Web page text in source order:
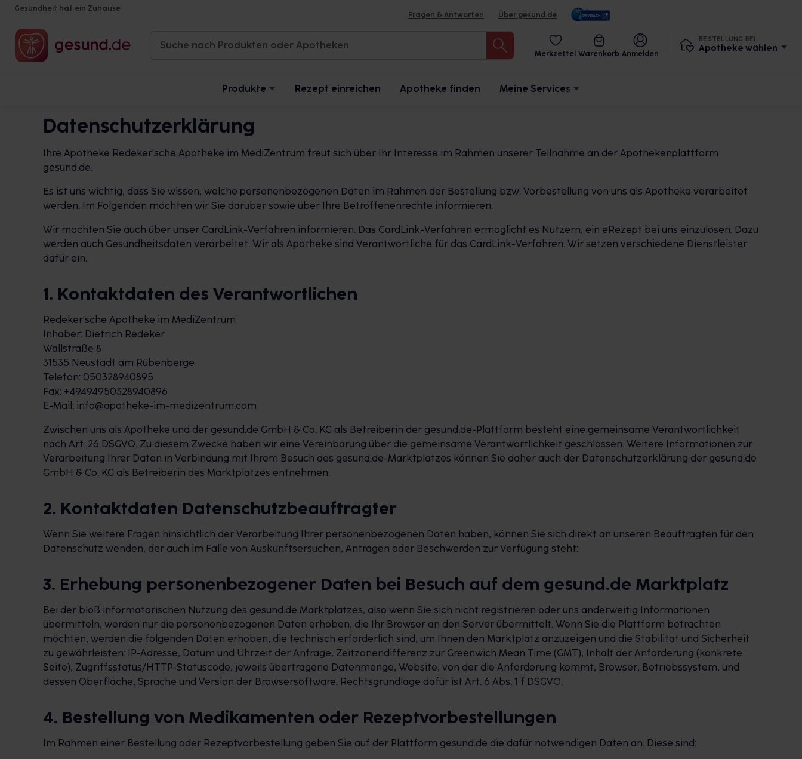
Gesundheit hat ein Zuhause
Fragen & Antworten Über gesund.de
Merkzettel Warenkorb Anmelden
BESTELLUNG BEI
Apotheke wählen
Produkte Rezept einreichen Apotheke finden Meine Services
Datenschutzerklärung
Ihre Apotheke Redeker'sche Apotheke im MediZentrum freut sich über Ihr Interesse im Rahmen unserer Teilnahme an der Apothekenplattform
gesund.de.
Es ist uns wichtig, dass Sie wissen, welche personenbezogenen Daten im Rahmen der Bestellung bzw. Vorbestellung von uns als Apotheke verarbeitet
werden. Im Folgenden möchten wir Sie darüber sowie über Ihre Betroffenenrechte informieren.
Wir möchten Sie auch über unser CardLink-Verfahren informieren. Das CardLink-Verfahren ermöglicht es Nutzern, ein eRezept bei uns einzulösen. Dazu
werden auch Gesundheitsdaten verarbeitet. Wir als Apotheke sind Verantwortliche für das CardLink-Verfahren. Wir setzen verschiedene Dienstleister
dafür ein.
1. Kontaktdaten des Verantwortlichen
Redeker'sche Apotheke im MediZentrum
Inhaber: Dietrich Redeker
Wallstraße 8
31535 Neustadt am Rübenberge
Telefon: 050328940895
Fax: +49494950328940896
E-Mail: info@apotheke-im-medizentrum.com
Zwischen uns als Apotheke und der gesund.de GmbH & Co. KG als Betreiberin der gesund.de-Plattform besteht eine gemeinsame Verantwortlichkeit
nach Art. 26 DSGVO. Zu diesem Zwecke haben wir eine Vereinbarung über die gemeinsame Verantwortlichkeit geschlossen. Weitere Informationen zur
Verarbeitung Ihrer Daten in Verbindung mit Ihrem Besuch des gesund.de-Marktplatzes können Sie daher auch der Datenschutzerklärung der gesund.de
GmbH & Co. KG als Betreiberin des Marktplatzes entnehmen.
2. Kontaktdaten Datenschutzbeauftragter
Wenn Sie weitere Fragen hinsichtlich der Verarbeitung Ihrer personenbezogenen Daten haben, können Sie sich direkt an unseren Beauftragten für den
Datenschutz wenden, der auch im Falle von Auskunftsersuchen, Anträgen oder Beschwerden zur Verfügung steht:
3. Erhebung personenbezogener Daten bei Besuch auf dem gesund.de Marktplatz
Bei der bloß informatorischen Nutzung des gesund.de Marktplatzes, also wenn Sie sich nicht registrieren oder uns anderweitig Informationen
übermitteln, werden nur die personenbezogenen Daten erhoben, die Ihr Browser an den Server übermittelt. Wenn Sie die Plattform betrachten
möchten, werden die folgenden Daten erhoben, die technisch erforderlich sind, um Ihnen den Marktplatz anzuzeigen und die Stabilität und Sicherheit
zu gewährleisten: IP-Adresse, Datum und Uhrzeit der Anfrage, Zeitzonendifferenz zur Greenwich Mean Time (GMT), Inhalt der Anforderung (konkrete
Seite), Zugriffsstatus/HTTP-Statuscode, jeweils übertragene Datenmenge, Website, von der die Anforderung kommt, Browser, Betriebssystem, und
dessen Oberfläche, Sprache und Version der Browsersoftware. Rechtsgrundlage dafür ist Art. 6 Abs. 1 f DSGVO.
4. Bestellung von Medikamenten oder Rezeptvorbestellungen
Im Rahmen einer Bestellung oder Rezeptvorbestellung geben Sie auf der Plattform gesund.de die dafür notwendigen Daten an. Diese sind: